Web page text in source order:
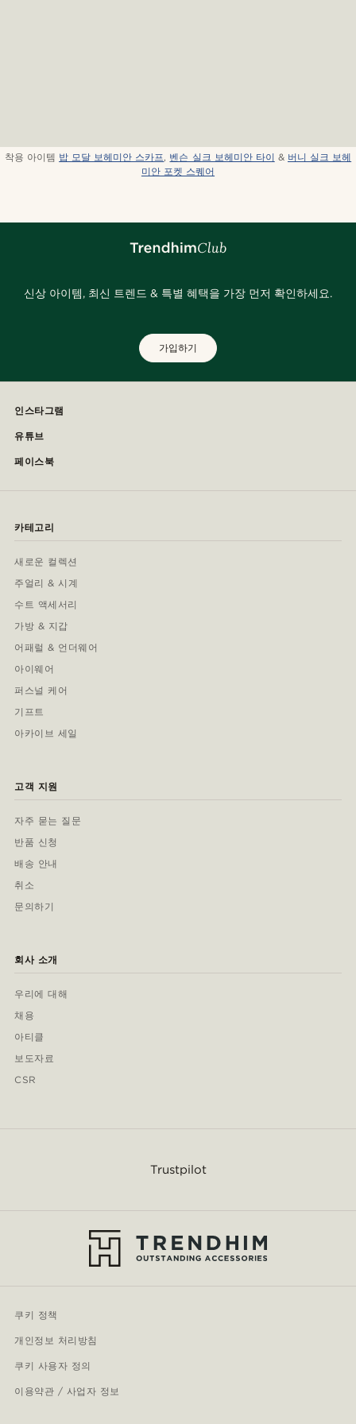
착용 아이템 밥 모달 보헤미안 스카프, 벤슨 실크 보헤미안 타이 & 버니 실크 보헤
미안 포켓 스퀘어
신상 아이템, 최신 트렌드 & 특별 혜택을 가장 먼저 확인하세요.
가입하기
인스타그램
유튜브
페이스북
카테고리
새로운 컬렉션
주얼리 & 시계
수트 액세서리
가방 & 지갑
어패럴 & 언더웨어
아이웨어
퍼스널 케어
기프트
아카이브 세일
고객 지원
자주 묻는 질문
반품 신청
배송 안내
취소
문의하기
회사 소개
우리에 대해
채용
아티클
보도자료
CSR
Trustpilot
쿠키 정책
개인정보 처리방침
쿠키 사용자 정의
이용약관 / 사업자 정보